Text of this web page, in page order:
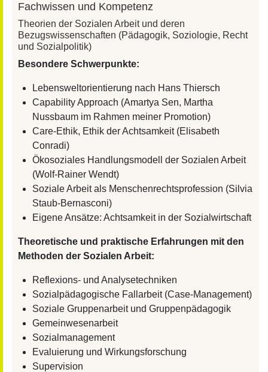
Fachwissen und Kompetenz
Theorien der Sozialen Arbeit und deren
Bezugswissenschaften (Pädagogik, Soziologie, Recht
und Sozialpolitik)
Besondere Schwerpunkte:
Lebensweltorientierung nach Hans Thiersch
Capability Approach (Amartya Sen, Martha
Nussbaum im Rahmen meiner Promotion)
Care-Ethik, Ethik der Achtsamkeit (Elisabeth
Conradi)
Ökosoziales Handlungsmodell der Sozialen Arbeit
(Wolf-Rainer Wendt)
Soziale Arbeit als Menschenrechtsprofession (Silvia
Staub-Bernasconi)
Eigene Ansätze: Achtsamkeit in der Sozialwirtschaft
Theoretische und praktische Erfahrungen mit den
Methoden der Sozialen Arbeit:
Reflexions- und Analysetechniken
Sozialpädagogische Fallarbeit (Case-Management)
Soziale Gruppenarbeit und Gruppenpädagogik
Gemeinwesenarbeit
Sozialmanagement
Evaluierung und Wirkungsforschung
Supervision